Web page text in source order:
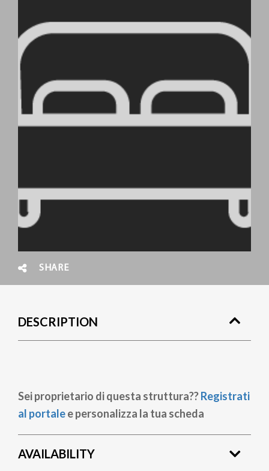
SHARE
DESCRIPTION
Sei proprietario di questa struttura??Registrati
al portalee personalizza la tua scheda
AVAILABILITY